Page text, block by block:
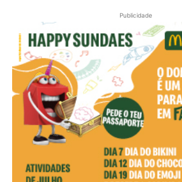
Publicidade